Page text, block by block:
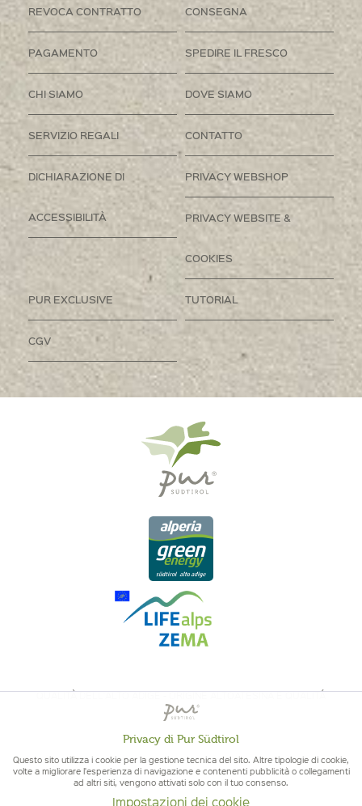
REVOCA CONTRATTO CONSEGNA
PAGAMENTO SPEDIRE IL FRESCO
CHI SIAMO DOVE SIAMO
SERVIZIO REGALI CONTATTO
DICHIARAZIONE DI
ACCESSIBILITÀ
PRIVACY WEBSHOP
PRIVACY WEBSITE &
COOKIES
PUR EXCLUSIVE TUTORIAL
CGV
QUALITÀ DELL'ALTO ADIGE - ORIGINE ALTOATESINA E QUALITÁ
CONTROLLATA
Privacy di Pur Südtirol
Questo sito utilizza i cookie per la gestione tecnica del sito. Altre tipologie di cookie,
volte a migliorare l'esperienza di navigazione e contenenti pubblicità o collegamenti
ad altri siti, vengono attivati solo con il tuo consenso.
Impostazioni dei cookie